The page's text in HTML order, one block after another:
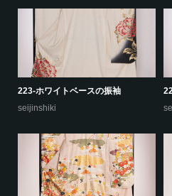
223-ホワイトベースの振袖
seijinshiki